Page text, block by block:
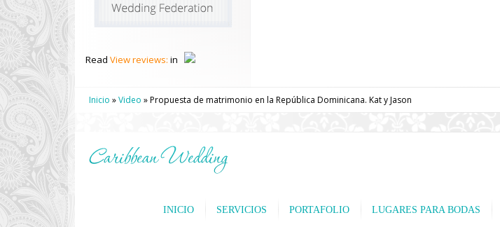
Read View reviews: in
Inicio »Video »Propuesta de matrimonio en la República Dominicana. Kat y Jason
INICIO SERVICIOS PORTAFOLIO LUGARES PARA BODAS